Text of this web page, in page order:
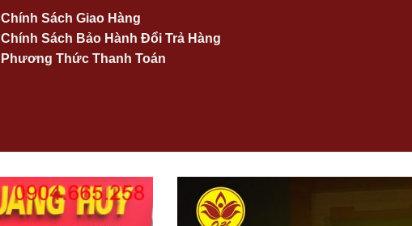
Chính Sách Giao Hàng
Chính Sách Bảo Hành Đổi Trả Hàng
Phương Thức Thanh Toán